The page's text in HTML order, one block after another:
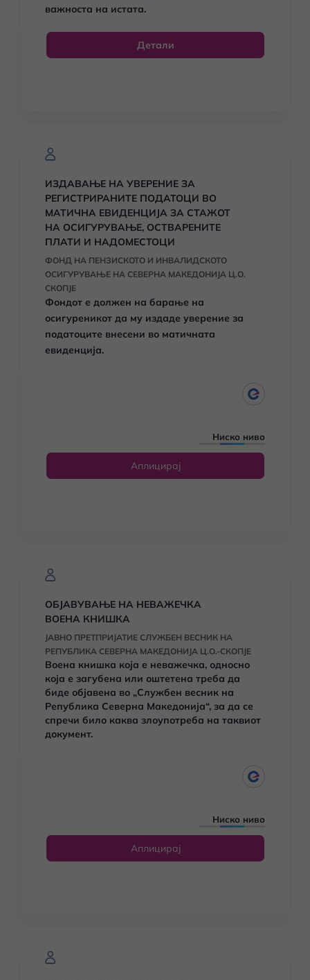
важноста на истата.
Детали
ИЗДАВАЊЕ НА УВЕРЕНИЕ ЗА
РЕГИСТРИРАНИТЕ ПОДАТОЦИ ВО
МАТИЧНА ЕВИДЕНЦИЈА ЗА СТАЖОТ
НА ОСИГУРУВАЊЕ, ОСТВАРЕНИТЕ
ПЛАТИ И НАДОМЕСТОЦИ
ФОНД НА ПЕНЗИСКОТО И ИНВАЛИДСКОТО
ОСИГУРУВАЊЕ НА СЕВЕРНА МАКЕДОНИЈА Ц.О.
СКОПЈЕ
Фондот е должен на барање на
осигуреникот да му издаде уверение за
податоците внесени во матичната
евиденција.
Ниско ниво
Аплицирај
ОБЈАВУВАЊЕ НА НЕВАЖЕЧКА
ВОЕНА КНИШКА
ЈАВНО ПРЕТПРИЈАТИЕ СЛУЖБЕН ВЕСНИК НА
РЕПУБЛИКА СЕВЕРНА МАКЕДОНИЈА Ц.О.-СКОПЈЕ
Воена книшка која е неважечка, односно
која е загубена или оштетена треба да
биде објавена во „Службен весник на
Република Северна Македонија“, за да се
спречи било каква злоупотреба на таквиот
документ.
Ниско ниво
Аплицирај